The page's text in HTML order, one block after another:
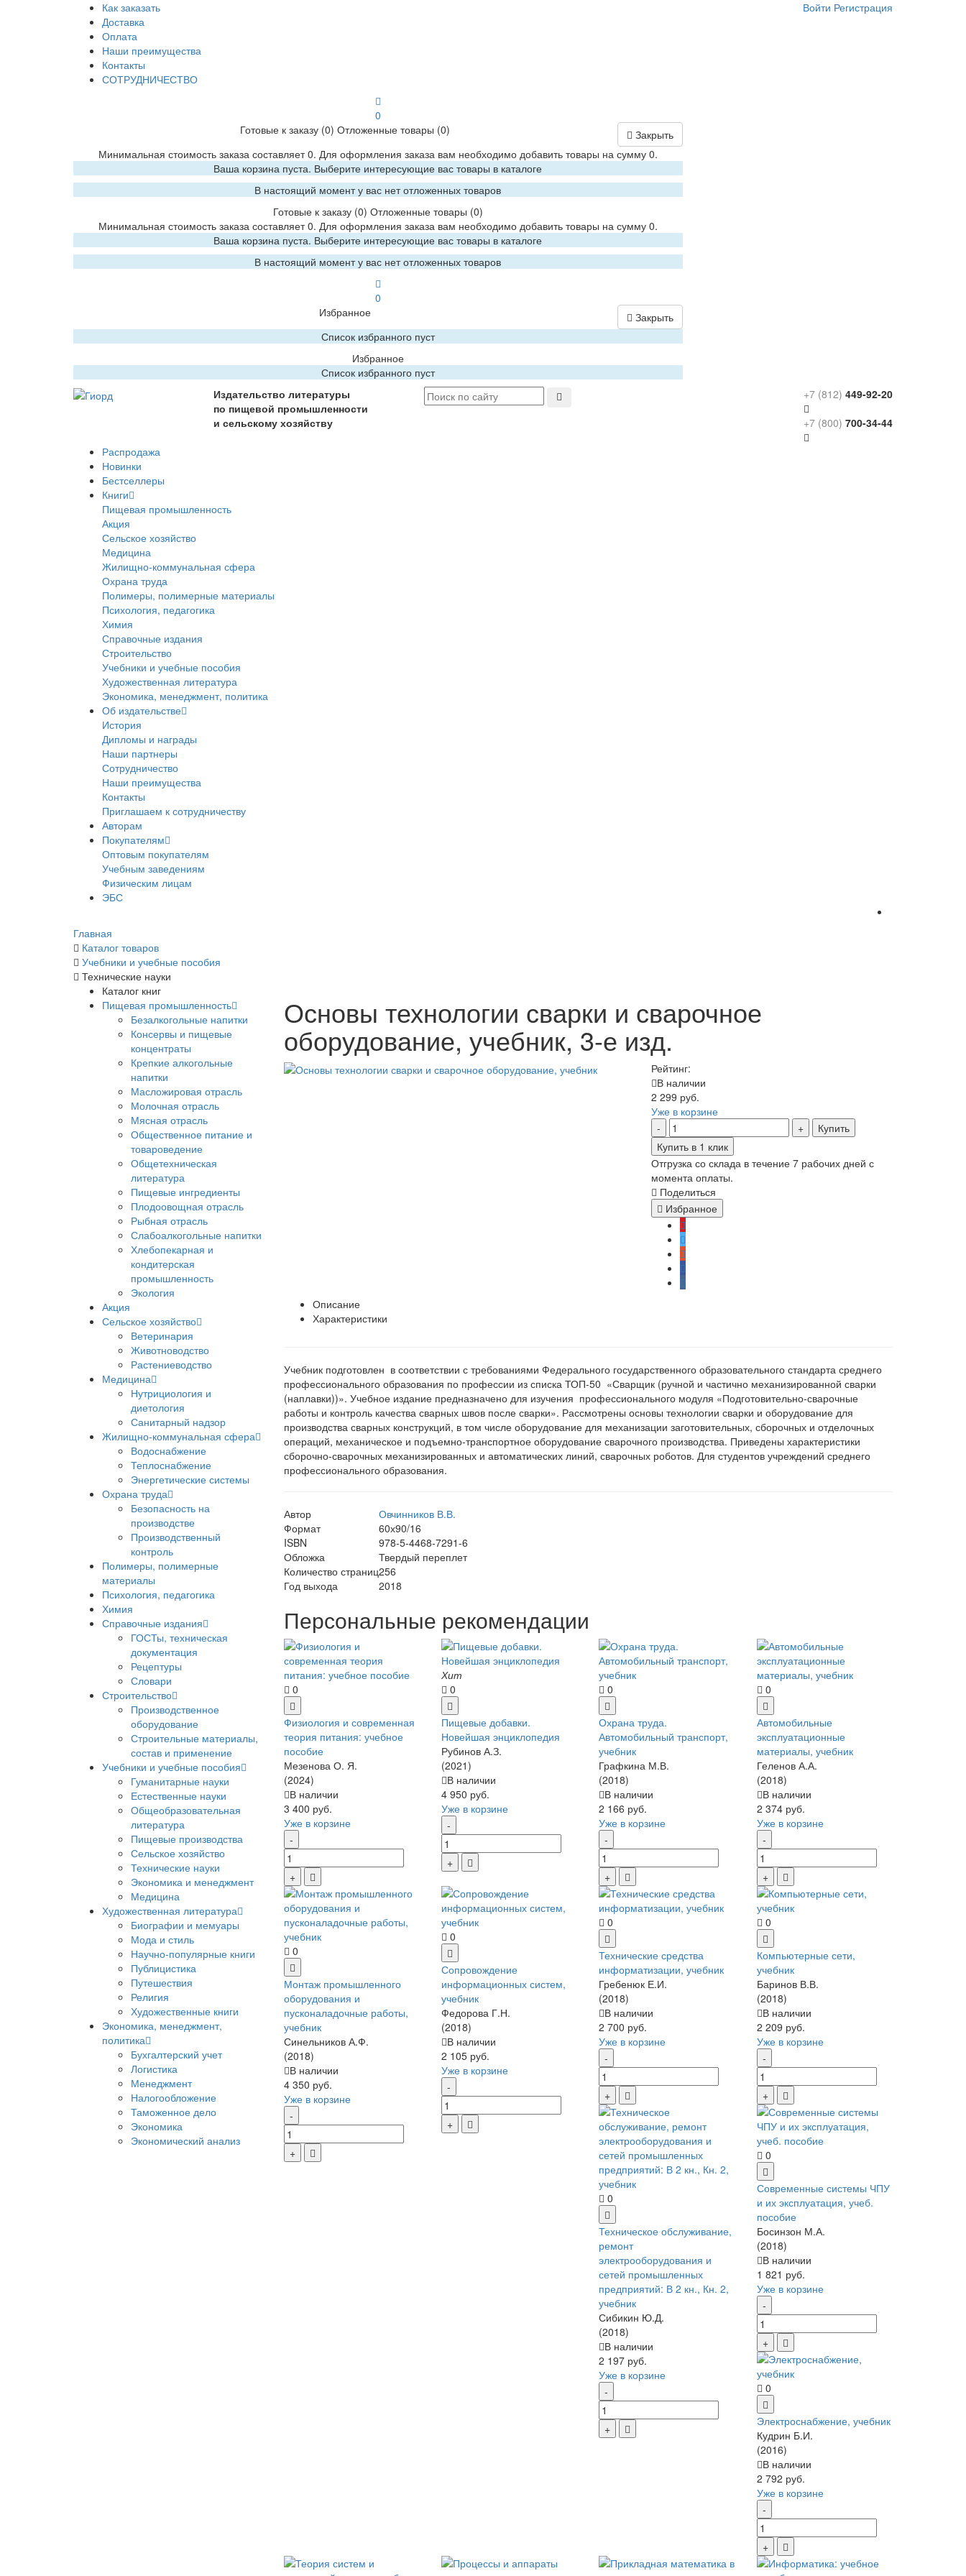
Как заказать
Доставка
Оплата
Наши преимущества
Контакты
СОТРУДНИЧЕСТВО
0
Готовые к заказу (0) Отложенные товары (0)
Закрыть
Минимальная стоимость заказа составляет 0. Для оформления заказа вам необходимо добавить товары на сумму 0.
Ваша корзина пуста. Выберите интересующие вас товары в каталоге
В настоящий момент у вас нет отложенных товаров
Готовые к заказу(0) Отложенные товары (0)
Минимальная стоимость заказа составляет 0. Для оформления заказа вам необходимо добавить товары на сумму 0.
Ваша корзина пуста. Выберите интересующие вас товары в каталоге
В настоящий момент у вас нет отложенных товаров
0
Избранное
Закрыть
Список избранного пуст
Избранное
Список избранного пуст
Войти Регистрация
Издательство литературы
по пищевой промышленности
и сельскому хозяйству
+7 (812) 449-92-20
+7 (800) 700-34-44
Распродажа
Новинки
Бестселлеры
Книги
Пищевая промышленность
Акция
Сельское хозяйство
Медицина
Жилищно-коммунальная сфера
Охрана труда
Полимеры, полимерные материалы
Психология, педагогика
Химия
Справочные издания
Строительство
Учебники и учебные пособия
Художественная литература
Экономика, менеджмент, политика
Об издательстве
История
Дипломы и награды
Наши партнеры
Сотрудничество
Наши преимущества
Контакты
Приглашаем к сотрудничеству
Авторам
Покупателям
Оптовым покупателям
Учебным заведениям
Физическим лицам
ЭБС
Главная
Каталог товаров
Учебники и учебные пособия
Технические науки
Каталог книг
Пищевая промышленность
Безалкогольные напитки
Консервы и пищевые
концентраты
Крепкие алкогольные
напитки
Масложировая отрасль
Молочная отрасль
Мясная отрасль
Общественное питание и
товароведение
Общетехническая
литература
Пищевые ингредиенты
Плодоовощная отрасль
Рыбная отрасль
Слабоалкогольные напитки
Хлебопекарная и
кондитерская
промышленность
Экология
Акция
Сельское хозяйство
Ветеринария
Животноводство
Растениеводство
Медицина
Нутрициология и
диетология
Санитарный надзор
Жилищно-коммунальная сфера
Водоснабжение
Теплоснабжение
Энергетические системы
Охрана труда
Безопасность на
производстве
Производственный
контроль
Полимеры, полимерные
материалы
Психология, педагогика
Химия
Справочные издания
ГОСТы, техническая
документация
Рецептуры
Словари
Строительство
Производственное
оборудование
Строительные материалы,
состав и применение
Учебники и учебные пособия
Гуманитарные науки
Естественные науки
Общеобразовательная
литература
Пищевые производства
Сельское хозяйство
Технические науки
Экономика и менеджмент
Медицина
Художественная литература
Биографии и мемуары
Мода и стиль
Научно-популярные книги
Публицистика
Путешествия
Религия
Художественные книги
Экономика, менеджмент,
политика
Бухгалтерский учет
Логистика
Менеджмент
Налогообложение
Таможенное дело
Экономика
Экономический анализ
Основы технологии сварки и сварочное
оборудование, учебник, 3-е изд.
Рейтинг:
В наличии
2 299 руб.
Уже в корзине
Купить
Купить в 1 клик
Отгрузка со склада в течение 7 рабочих дней с
момента оплаты.
Поделиться
Избранное
Описание
Характеристики
Учебник подготовлен в соответствии с требованиями Федерального государственного образовательного стандарта среднего
профессионального образования по профессии из списка ТОП-50 «Сварщик (ручной и частично механизированной сварки
(наплавки))». Учебное издание предназначено для изучения профессионального модуля «Подготовительно-сварочные
работы и контроль качества сварных швов после сварки». Рассмотрены основы технологии сварки и оборудование для
производства сварных конструкций, в том числе оборудование для механизации заготовительных, сборочных и отделочных
операций, механическое и подъемно-транспортное оборудование сварочного производства. Приведены характеристики
сборочно-сварочных механизированных и автоматических линий, сварочных роботов. Для студентов учреждений среднего
профессионального образования.
Автор
Овчинников В.В.
Формат
60х90/16
ISBN
978-5-4468-7291-6
Обложка
Твердый переплет
Количество страниц256
Год выхода
2018
Персональные рекомендации
0
Физиология и современная
теория питания: учебное
пособие
Мезенова О. Я.
(2024)
В наличии
3 400 руб.
Уже в корзине
Хит
0
Пищевые добавки.
Новейшая энциклопедия
Рубинов А.З.
(2021)
В наличии
4 950 руб.
Уже в корзине
0
Охрана труда.
Автомобильный транспорт,
учебник
Графкина М.В.
(2018)
В наличии
2 166 руб.
Уже в корзине
0
Автомобильные
эксплуатационные
материалы, учебник
Геленов А.А.
(2018)
В наличии
2 374 руб.
Уже в корзине
0
Монтаж промышленного
оборудования и
пусконаладочные работы,
учебник
Синельников А.Ф.
(2018)
В наличии
4 350 руб.
Уже в корзине
0
Сопровождение
информационных систем,
учебник
Федорова Г.Н.
(2018)
В наличии
2 105 руб.
Уже в корзине
0
Технические средства
информатизации, учебник
Гребенюк Е.И.
(2018)
В наличии
2 700 руб.
Уже в корзине
0
Компьютерные сети,
учебник
Баринов В.В.
(2018)
В наличии
2 209 руб.
Уже в корзине
0
Техническое обслуживание,
ремонт
электрооборудования и
сетей промышленных
предприятий: В 2 кн., Кн. 2,
учебник
Сибикин Ю.Д.
(2018)
В наличии
2 197 руб.
Уже в корзине
0
Современные системы ЧПУ
и их эксплуатация, учеб.
пособие
Босинзон М.А.
(2018)
В наличии
1 821 руб.
Уже в корзине
0
Электроснабжение, учебник
Кудрин Б.И.
(2016)
В наличии
2 792 руб.
Уже в корзине